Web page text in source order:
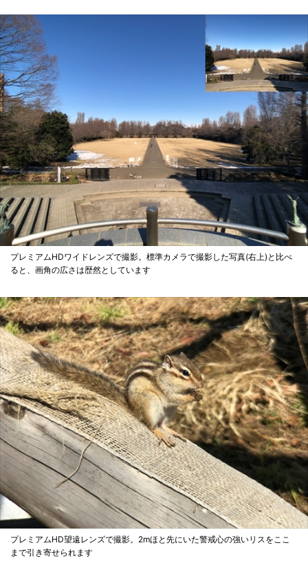
プレミアムHDワイドレンズで撮影。標準カメラで撮影した写真(右上)と比べ
ると、画角の広さは歴然としています
プレミアムHD望遠レンズで撮影。2mほと先にいた警戒心の強いリスをここ
まで引き寄せられます